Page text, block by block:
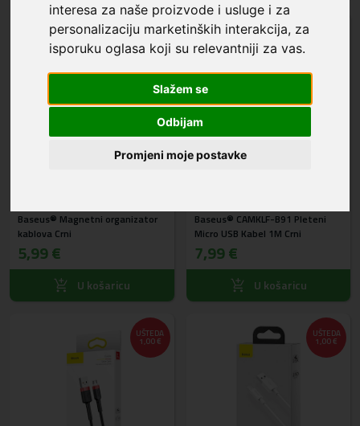
interesa za naše proizvode i usluge i za
personalizaciju marketinških interakcija, za
isporuku oglasa koji su relevantniji za vas.
Slažem se
Odbijam
Promjeni moje postavke
Baseus® Magnetni organizator
kablova Crni
5,99 €
U košaricu
Baseus® CAMKLF-B91 Pleteni
Micro USB Kabel 1M Crni
7,99 €
U košaricu
UŠTEDA
1,00 €
UŠTEDA
1,00 €